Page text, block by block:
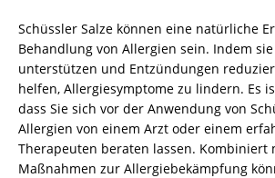
Schüssler Salze können eine natürliche
Behandlung von Allergien sein. Indem
unterstützen und Entzündungen
helfen, Allergiesymptome zu lindern. Es
dass Sie sich vor der Anwendung von
Allergien von einem Arzt oder einem
Therapeuten beraten lassen. Kombiniert
Maßnahmen zur Allergiebekämpfung